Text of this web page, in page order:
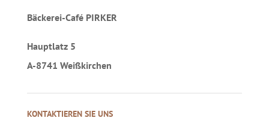
Bäckerei-Café PIRKER
Hauptlatz 5
A-8741 Weißkirchen
KONTAKTIEREN SIE UNS